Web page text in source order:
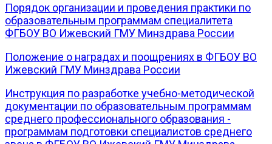
Порядок организации и проведения практики по
образовательным программам специалитета
ФГБОУ ВО Ижевский ГМУ Минздрава России
Положение о наградах и поощрениях в ФГБОУ ВО
Ижевский ГМУ Минздрава России
Инструкция по разработке учебно-методической
документации по образовательным программам
среднего профессионального образования -
программам подготовки специалистов среднего